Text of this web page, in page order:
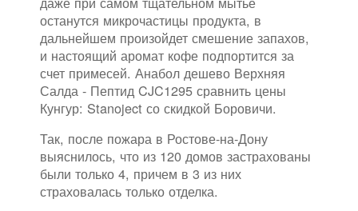
останутся микрочастицы продукта, в
дальнейшем произойдет смешение запахов,
и настоящий аромат кофе подпортится за
счет примесей. Анабол дешево Верхняя
Салда - Пептид CJC1295 сравнить цены
Кунгур: Stanoject со скидкой Боровичи.
Так, после пожара в Ростове-на-Дону
выяснилось, что из 120 домов застрахованы
были только 4, причем в 3 из них
страховалась только отделка.